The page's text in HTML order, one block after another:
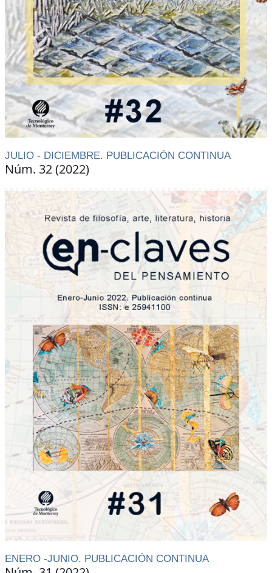
JULIO - DICIEMBRE. PUBLICACIÓN CONTINUA
Núm. 32 (2022)
ENERO -JUNIO. PUBLICACIÓN CONTINUA